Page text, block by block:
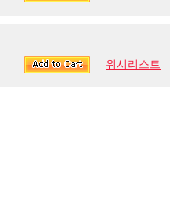
위시리스트